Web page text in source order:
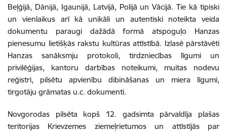
Beļģijā, Dānijā, Igaunijā, Latvijā, Polijā un Vācijā. Tie kā tipiski
un vienlaikus arī kā unikāli un autentiski noteikta veida
dokumentu paraugi dažādā formā atspoguļo Hanzas
pienesumu lietišķās rakstu kultūras attīstībā. Izlasē pārstāvēti
Hanzas sanāksmju protokoli, tirdzniecības līgumi un
privilēģijas, kantoru darbības noteikumi, muitas nodevu
reģistri, pilsētu apvienību dibināšanas un miera līgumi,
tirgotāju grāmatas u.c. dokumenti.
Novgorodas pilsēta kopš 12. gadsimta pārvaldīja plašas
teritorijas Krievzemes ziemeļrietumos un attīstījās par